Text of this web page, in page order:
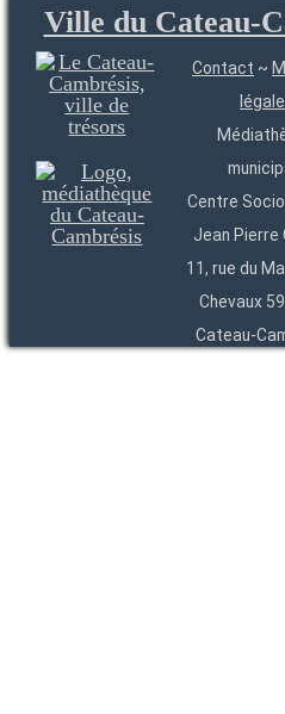
Ville du Cateau-
Contact ~
Centre
Jean Pierre
11, rue du
Chevaux
Cateau-